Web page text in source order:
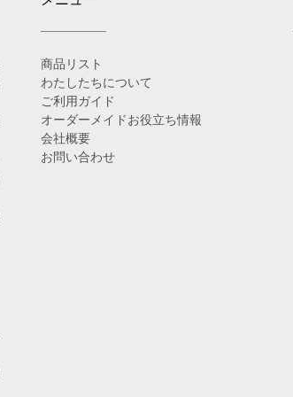
商品リスト
わたしたちについて
ご利用ガイド
オーダーメイドお役立ち情報
会社概要
お問い合わせ